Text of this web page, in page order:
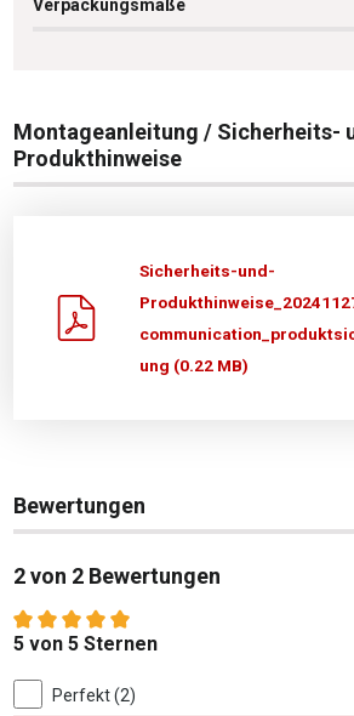
Verpackungsmaße
Montageanleitung / Sicherheits-
Produkthinweise
Sicherheits-und-
ung (0.22 MB)
Bewertungen
2 von 2 Bewertungen
Durchschnittliche Bewertung von 5 von 5
5 von 5 Sternen
2 von 2 Bewertungen
Perfekt (2)